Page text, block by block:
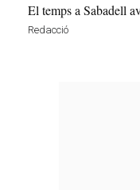
El temps a Sabadell
Redacció